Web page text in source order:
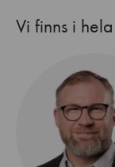
Vi finns i